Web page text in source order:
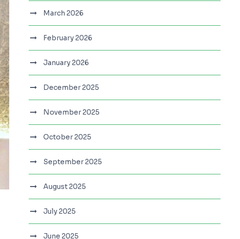
March 2026
February 2026
January 2026
December 2025
November 2025
October 2025
September 2025
August 2025
July 2025
June 2025